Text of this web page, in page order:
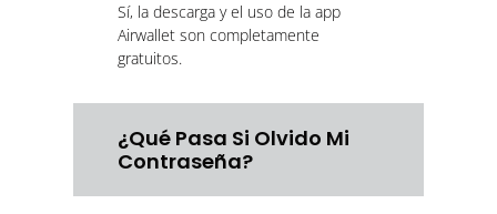
Sí, la descarga y el uso de la app
Airwallet son completamente
gratuitos.
¿Qué Pasa Si Olvido Mi
Contraseña?